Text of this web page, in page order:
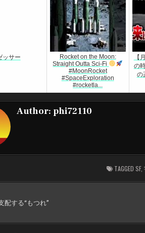
ッサー
Rocket on the Moon:
Straight Outta Sci-Fi
#MoonRocket
#SpaceExploration
#rocketla...
【
の
の
Author: phi72110
TAGGED SF,
する“もつれ”